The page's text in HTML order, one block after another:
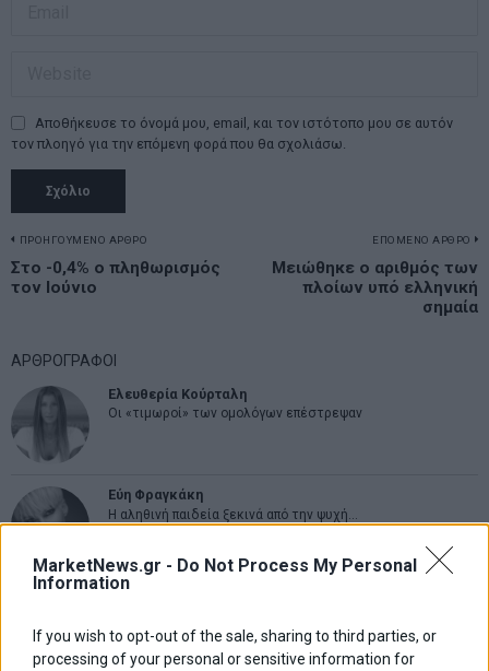
MarketNews.gr - Do Not Process My Personal
Information
If you wish to opt-out of the sale, sharing to third parties, or
processing of your personal or sensitive information for
Αποθήκευσε το όνομά μου, email, και τον ιστότοπο μου σε αυτόν
τον πλοηγό για την επόμενη φορά που θα σχολιάσω.
Πλοήγηση
άρθρων
ΠΡΟΗΓΟΥΜΕΝΟ ΑΡΘΡΟ
Previous
post:
Στο -0,4% ο πληθωρισμός
τον Ιούνιο
ΕΠΟΜΕΝΟ ΑΡΘΡΟ
Mειώθηκε ο αριθμός των
πλοίων υπό ελληνική
σημαία
ΑΡΘΡΟΓΡΑΦΟΙ
Ελευθερία Κούρταλη
Οι «τιμωροί» των ομολόγων επέστρεψαν
Εύη Φραγκάκη
Η αληθινή παιδεία ξεκινά από την ψυχή…